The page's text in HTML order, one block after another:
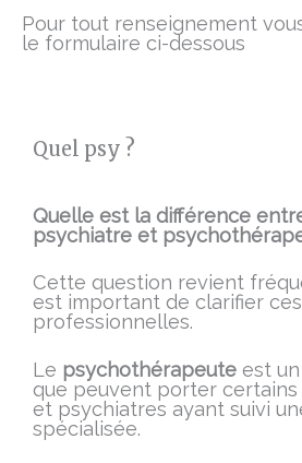
Pour tout renseignement
le formulaire ci-dessous
Quel psy ?
Quelle est la différence
psychiatre et
Cette question revient
est important de clarifier
professionnelles.
Le psychothérapeute est
que peuvent porter
et psychiatres ayant suivi
spécialisée.